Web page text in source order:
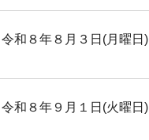
令和８年８月３日(月曜日)
令和８年９月１日(火曜日)